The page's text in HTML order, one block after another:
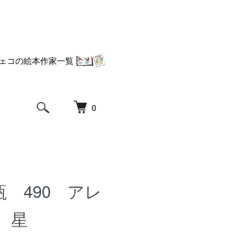
0
コの絵本作家一覧
490 アレ
星